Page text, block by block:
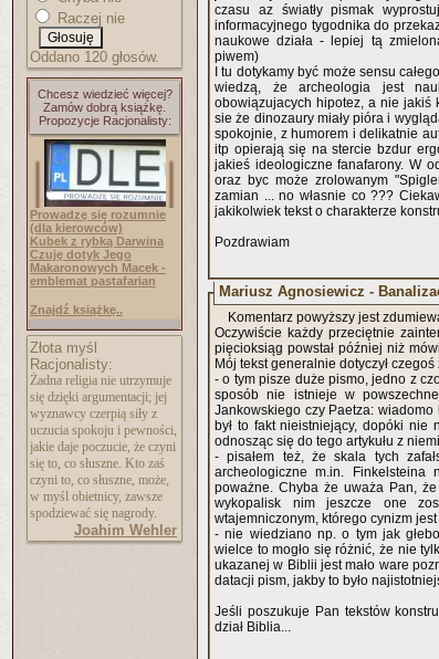
Raczej nie
Oddano 120 głosów.
Chcesz wiedzieć więcej?
Zamów dobrą książkę.
Propozycje Racjonalisty:
Prowadzę się rozumnie
(dla kierowców)
Kubek z rybką Darwina
Czuję dotyk Jego
Makaronowych Macek -
emblemat pastafarian
Znajdź książkę..
Złota myśl
Racjonalisty:
Żadna religia nie utrzymuje
się dzięki argumentacji; jej
wyznawcy czerpią siły z
uczucia spokoju i pewności,
jakie daje poczucie, że czyni
się to, co słuszne. Kto zaś
czyni to, co słuszne, może,
w myśl obietnicy, zawsze
spodziewać się nagrody.
Joahim Wehler
czasu az światły pismak
informacyjnego tygodnika do
naukowe działa - lepiej tą
piwem)
I tu dotykamy być może sensu
wiedzą, że archeologia jest nauką niemą, że nauka jako taka
obowiązujacych hipotez, a nie jakiś kanoniczny
sie że dinozaury miały pióra i
spokojnie, z humorem i delikatnie autor sugeruje, że prymitywni judaiści, chrześcijanie, muzułmanie
itp opierają się na stercie bzdur
jakieś ideologiczne fanafarony. W
oraz byc może zrolowanym
zamian ... no własnie co ??? Ciekawe czy znajdę nie tylko w tym artykule ale na tej całej stronie
jakikolwiek tekst o charakterze
Pozdrawiam
Mariusz Agnosiewicz -
Komentarz powyższy jest
Oczywiście każdy przeciętnie
pięcioksiąg powstał później niż
Mój tekst generalnie dotyczył
- o tym pisze duże pismo, jedno z
sposób nie istnieje w
Jankowskiego czy Paetza:
był to fakt nieistniejący, dopóki nie
odnosząc się do tego artykułu z
- pisałem też, że skala tych
archeologiczne m.in.
poważne. Chyba że uważa Pan,
wykopalisk nim jeszcze one
wtajemniczonym, którego cynizm
- nie wiedziano np. o tym jak
wielce to mogło się różnić, że nie
ukazanej w Biblii jest mało ware
datacji pism, jakby to było
Jeśli poszukuje Pan tekstów
dział Biblia...